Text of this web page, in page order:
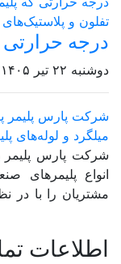
درجه حرارتی
دوشنبه ۲۲ تیر ۱۴۰۵
شرکت پارس پلیمر
انواع پلیمرهای
مشتریان را با در
اطلاعات